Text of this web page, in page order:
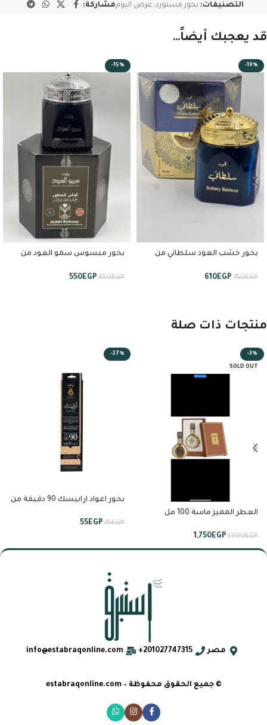
التصنيفات: بخور مستورد, عرض اليوممشاركة:
قد يعجبك أيضاً…
-19%
بخور خشب العود سلطاني من
750EGP
610EGP
-15%
بخور مبسوس سمو العود من
650EGP
550EGP
منتجات ذات صلة
-3%
SOLD OUT
العطر المميز ماسة 100 مل
1,800EGP
1,750EGP
-27%
بخور اعواد ارابيسك 90 دقيقة من
75EGP
55EGP
مصر 201027747315+
info@estabraqonline.com
© جميع الحقوق محفوظة – estabraqonline.com